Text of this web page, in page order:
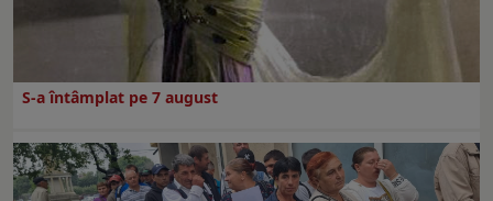
S-a întâmplat pe 7 august